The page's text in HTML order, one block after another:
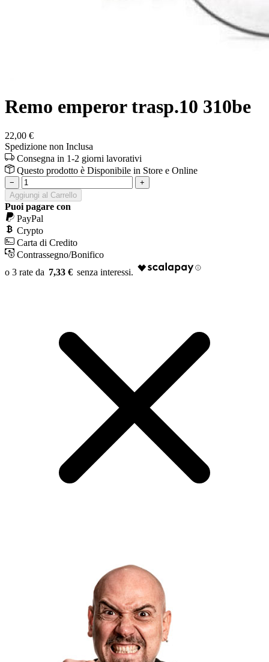
Remo emperor trasp.10 310be
22,00 €
Spedizione non Inclusa
Consegna in 1-2 giorni lavorativi
Questo prodotto è Disponibile in Store e Online
−
+
Aggiungi al Carrello
Puoi pagare con
PayPal
Crypto
Carta di Credito
Contrassegno/Bonifico
7,33 €